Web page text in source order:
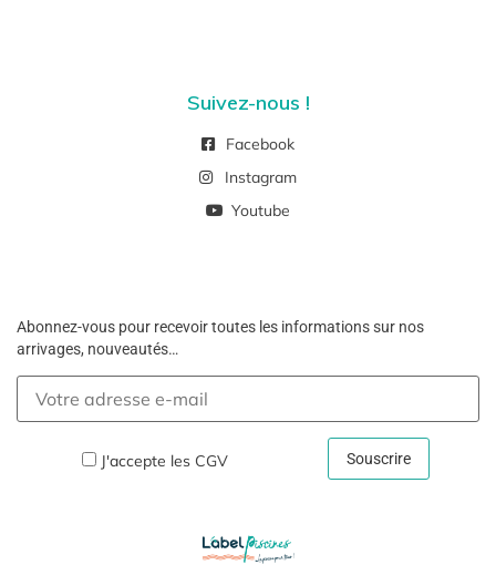
Suivez-nous !
Facebook
Instagram
Youtube
Abonnez-vous pour recevoir toutes les informations sur nos
arrivages, nouveautés…
J'accepte les CGV